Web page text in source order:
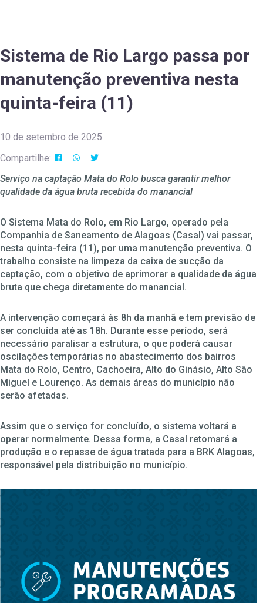
Sistema de Rio Largo passa por
manutenção preventiva nesta
quinta-feira (11)
10 de setembro de 2025
Compartilhe:
Serviço na captação Mata do Rolo busca garantir melhor
qualidade da água bruta recebida do manancial
O Sistema Mata do Rolo, em Rio Largo, operado pela
Companhia de Saneamento de Alagoas (Casal) vai passar,
nesta quinta-feira (11), por uma manutenção preventiva. O
trabalho consiste na limpeza da caixa de sucção da
captação, com o objetivo de aprimorar a qualidade da água
bruta que chega diretamente do manancial.
A intervenção começará às 8h da manhã e tem previsão de
ser concluída até as 18h. Durante esse período, será
necessário paralisar a estrutura, o que poderá causar
oscilações temporárias no abastecimento dos bairros
Mata do Rolo, Centro, Cachoeira, Alto do Ginásio, Alto São
Miguel e Lourenço. As demais áreas do município não
serão afetadas.
Assim que o serviço for concluído, o sistema voltará a
operar normalmente. Dessa forma, a Casal retomará a
produção e o repasse de água tratada para a BRK Alagoas,
responsável pela distribuição no município.